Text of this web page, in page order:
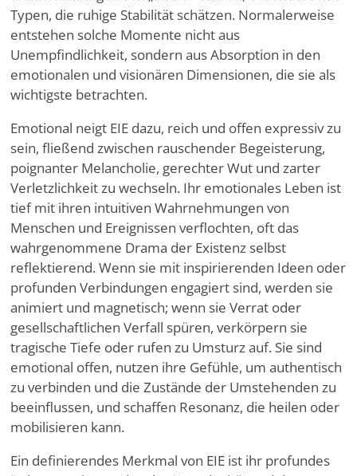
Typen, die ruhige Stabilität schätzen. Normalerweise
entstehen solche Momente nicht aus
Unempfindlichkeit, sondern aus Absorption in den
emotionalen und visionären Dimensionen, die sie als
wichtigste betrachten.
Emotional neigt EIE dazu, reich und offen expressiv zu
sein, fließend zwischen rauschender Begeisterung,
poignanter Melancholie, gerechter Wut und zarter
Verletzlichkeit zu wechseln. Ihr emotionales Leben ist
tief mit ihren intuitiven Wahrnehmungen von
Menschen und Ereignissen verflochten, oft das
wahrgenommene Drama der Existenz selbst
reflektierend. Wenn sie mit inspirierenden Ideen oder
profunden Verbindungen engagiert sind, werden sie
animiert und magnetisch; wenn sie Verrat oder
gesellschaftlichen Verfall spüren, verkörpern sie
tragische Tiefe oder rufen zu Umsturz auf. Sie sind
emotional offen, nutzen ihre Gefühle, um authentisch
zu verbinden und die Zustände der Umstehenden zu
beeinflussen, und schaffen Resonanz, die heilen oder
mobilisieren kann.
Ein definierendes Merkmal von EIE ist ihr profundes